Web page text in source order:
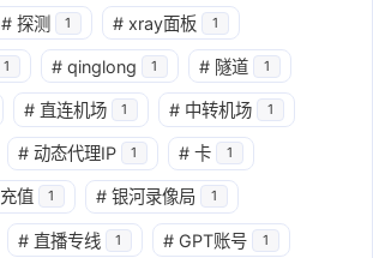
# 探测 1 # xray面板 1
1 # qinglong 1 # 隧道 1
# 直连机场 1 # 中转机场 1
# 动态代理IP 1 # 卡 1
充值 1 # 银河录像局 1
# 直播专线 1 # GPT账号 1